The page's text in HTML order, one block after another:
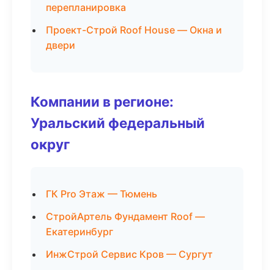
перепланировка
Проект-Строй Roof House — Окна и
двери
Компании в регионе:
Уральский федеральный
округ
ГК Pro Этаж — Тюмень
СтройАртель Фундамент Roof —
Екатеринбург
ИнжСтрой Сервис Кров — Сургут